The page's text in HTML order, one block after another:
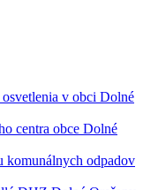
v obci Dolné
centra obce Dolné
komunálnych odpadov